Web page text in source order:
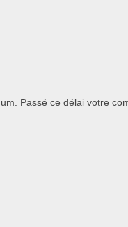
Passé ce délai votre